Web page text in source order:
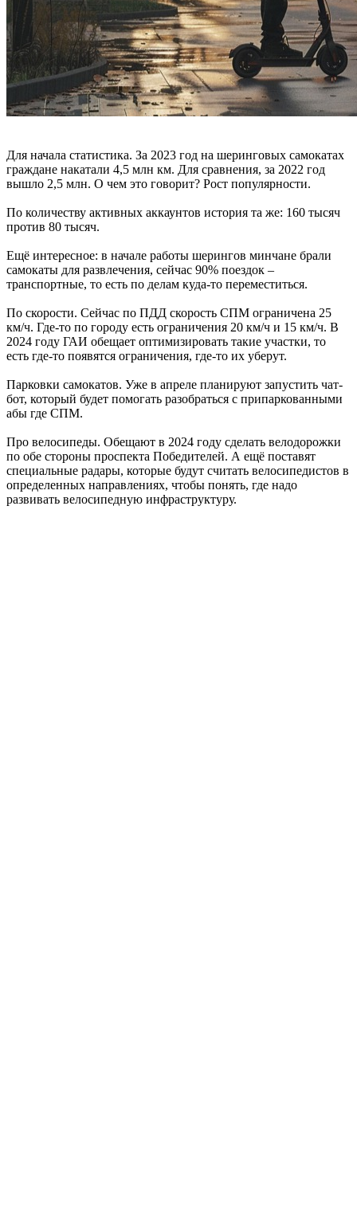
Для начала статистика. За 2023 год на шеринговых самокатах
граждане накатали 4,5 млн км. Для сравнения, за 2022 год
вышло 2,5 млн. О чем это говорит? Рост популярности.
По количеству активных аккаунтов история та же: 160 тысяч
против 80 тысяч.
Ещё интересное: в начале работы шерингов минчане брали
самокаты для развлечения, сейчас 90% поездок –
транспортные, то есть по делам куда-то переместиться.
По скорости. Сейчас по ПДД скорость СПМ ограничена 25
км/ч. Где-то по городу есть ограничения 20 км/ч и 15 км/ч. В
2024 году ГАИ обещает оптимизировать такие участки, то
есть где-то появятся ограничения, где-то их уберут.
Парковки самокатов. Уже в апреле планируют запустить чат-
бот, который будет помогать разобраться с припаркованными
абы где СПМ.
Про велосипеды. Обещают в 2024 году сделать велодорожки
по обе стороны проспекта Победителей. А ещё поставят
специальные радары, которые будут считать велосипедистов в
определенных направлениях, чтобы понять, где надо
развивать велосипедную инфраструктуру.